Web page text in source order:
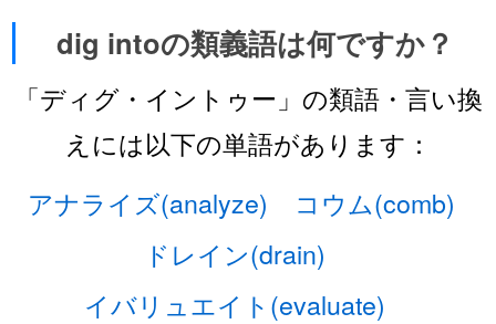
dig intoの類義語は何ですか？
「ディグ・イントゥー」の類語・言い換
えには以下の単語があります：
アナライズ(analyze)
コウム(comb)
ドレイン(drain)
イバリュエイト(evaluate)